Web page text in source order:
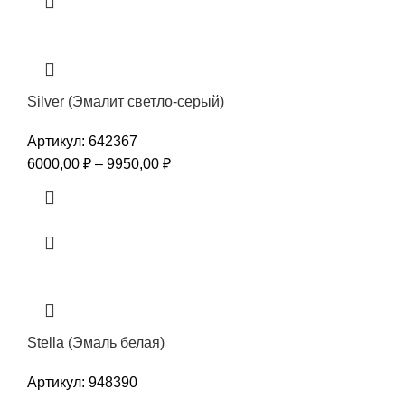
Silver (Эмалит светло-серый)
Артикул: 642367
6000,00 ₽ – 9950,00 ₽
Stella (Эмаль белая)
Артикул: 948390